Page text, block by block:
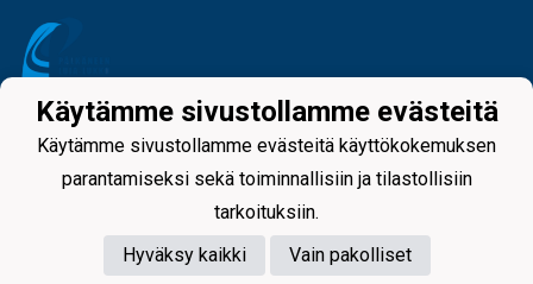
Tietosuojaseloste
Käytämme sivustollamme evästeitä
Käytämme sivustollamme evästeitä käyttökokemuksen
parantamiseksi sekä toiminnallisiin ja tilastollisiin
tarkoituksiin.
Hyväksy kaikki
Vain pakolliset